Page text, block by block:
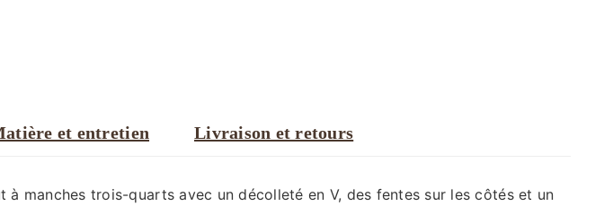
et entretien Livraison et retours
manches trois-quarts avec un décolleté en V, des fentes sur les côtés et un